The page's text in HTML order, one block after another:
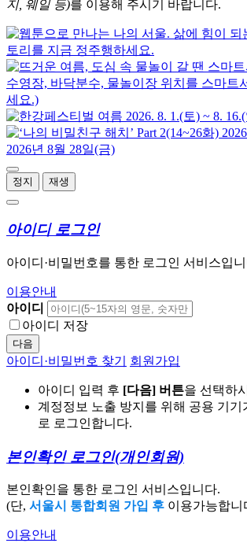
지, 웨일 등)를 이용해 주시기 바랍니다.
정지 재생
아이디 로그인
아이디·비밀번호를 통한 로그인 서비스입
이용안내
아이디
아이디 저장
다음
아이디·비밀번호 찾기 회원가입
아이디 입력 후 [다음] 버튼을 선택하
계정정보 노출 방지를 위해 공용 기기
로 로그인합니다.
본인확인 로그인(개인회원)
본인확인을 통한 로그인 서비스입니다.
(단, 서울시 통합회원 가입 후 이용가능합니
이용안내